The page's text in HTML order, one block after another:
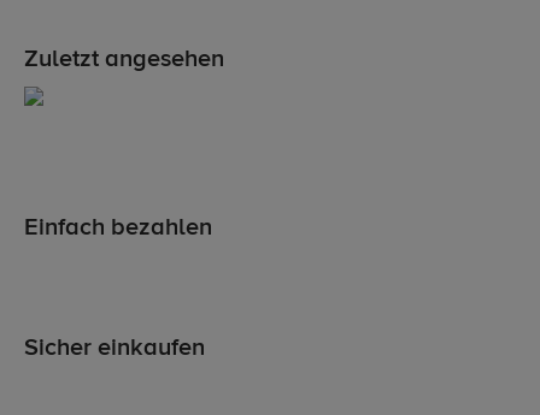
Zuletzt angesehen
Einfach bezahlen
Sicher einkaufen